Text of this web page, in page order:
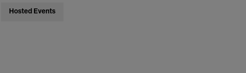
Hosted Events